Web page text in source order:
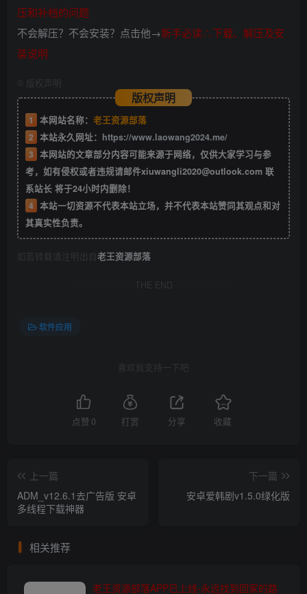
压和补档的问题
不会解压？不会安装？点击他→新手必读∴下载、解压及安
装说明
版权声明
版权声明
1 本网站名称： 老王资源部落
2 本站永久网址： https://www.laowang2024.me/
3 本网站的文章部分内容可能来源于网络，仅供大家学习与参
考，如有侵权或者违规请邮件xiuwangli2020@outlook.com 联
系站长 将于24小时内删除！
4 本站一切资源不代表本站立场，并不代表本站赞同其观点和对
其真实性负责。
如若转载请注明出自老王资源部落
THE END
软件应用
喜欢就支持一下吧
点赞 0 打赏 分享 收藏
上一篇
ADM_v12.6.1去广告版 安卓
多线程下载神器
下一篇
安卓爱韩剧v1.5.0绿化版
相关推荐
老王资源部落APP已上线-永远找到回家的路